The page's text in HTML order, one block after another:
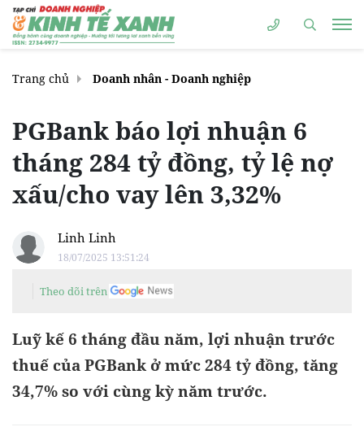
Trang chủ Doanh nhân - Doanh nghiệp
PGBank báo lợi nhuận 6
tháng 284 tỷ đồng, tỷ lệ nợ
xấu/cho vay lên 3,32%
Linh Linh
18/07/2025 13:51:24
Theo dõi trên
Luỹ kế 6 tháng đầu năm, lợi nhuận trước
thuế của PGBank ở mức 284 tỷ đồng, tăng
34,7% so với cùng kỳ năm trước.